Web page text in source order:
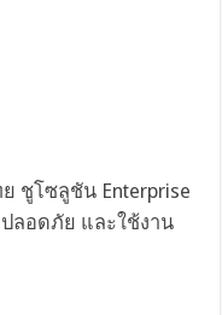
ชูโซลูชัน Enterprise
ลอดภัย และใช้งาน